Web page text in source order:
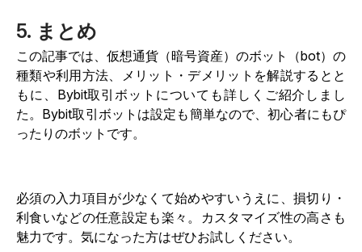
5. まとめ
この記事では、仮想通貨（暗号資産）のボット（bot）の
種類や利用方法、メリット・デメリットを解説するとと
もに、Bybit取引ボットについても詳しくご紹介しまし
た。Bybit取引ボットは設定も簡単なので、初心者にもぴ
ったりのボットです。
必須の入力項目が少なくて始めやすいうえに、損切り・
利食いなどの任意設定も楽々。カスタマイズ性の高さも
魅力です。気になった方はぜひお試しください。